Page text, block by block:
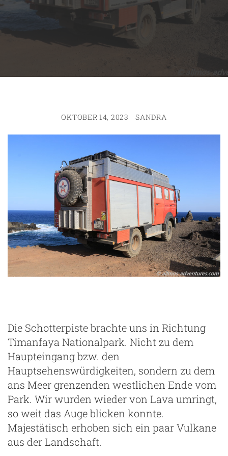
OKTOBER 14, 2023 SANDRA
Die Schotterpiste brachte uns in Richtung
Timanfaya Nationalpark. Nicht zu dem
Haupteingang bzw. den
Hauptsehenswürdigkeiten, sondern zu dem
ans Meer grenzenden westlichen Ende vom
Park. Wir wurden wieder von Lava umringt,
so weit das Auge blicken konnte.
Majestätisch erhoben sich ein paar Vulkane
aus der Landschaft.